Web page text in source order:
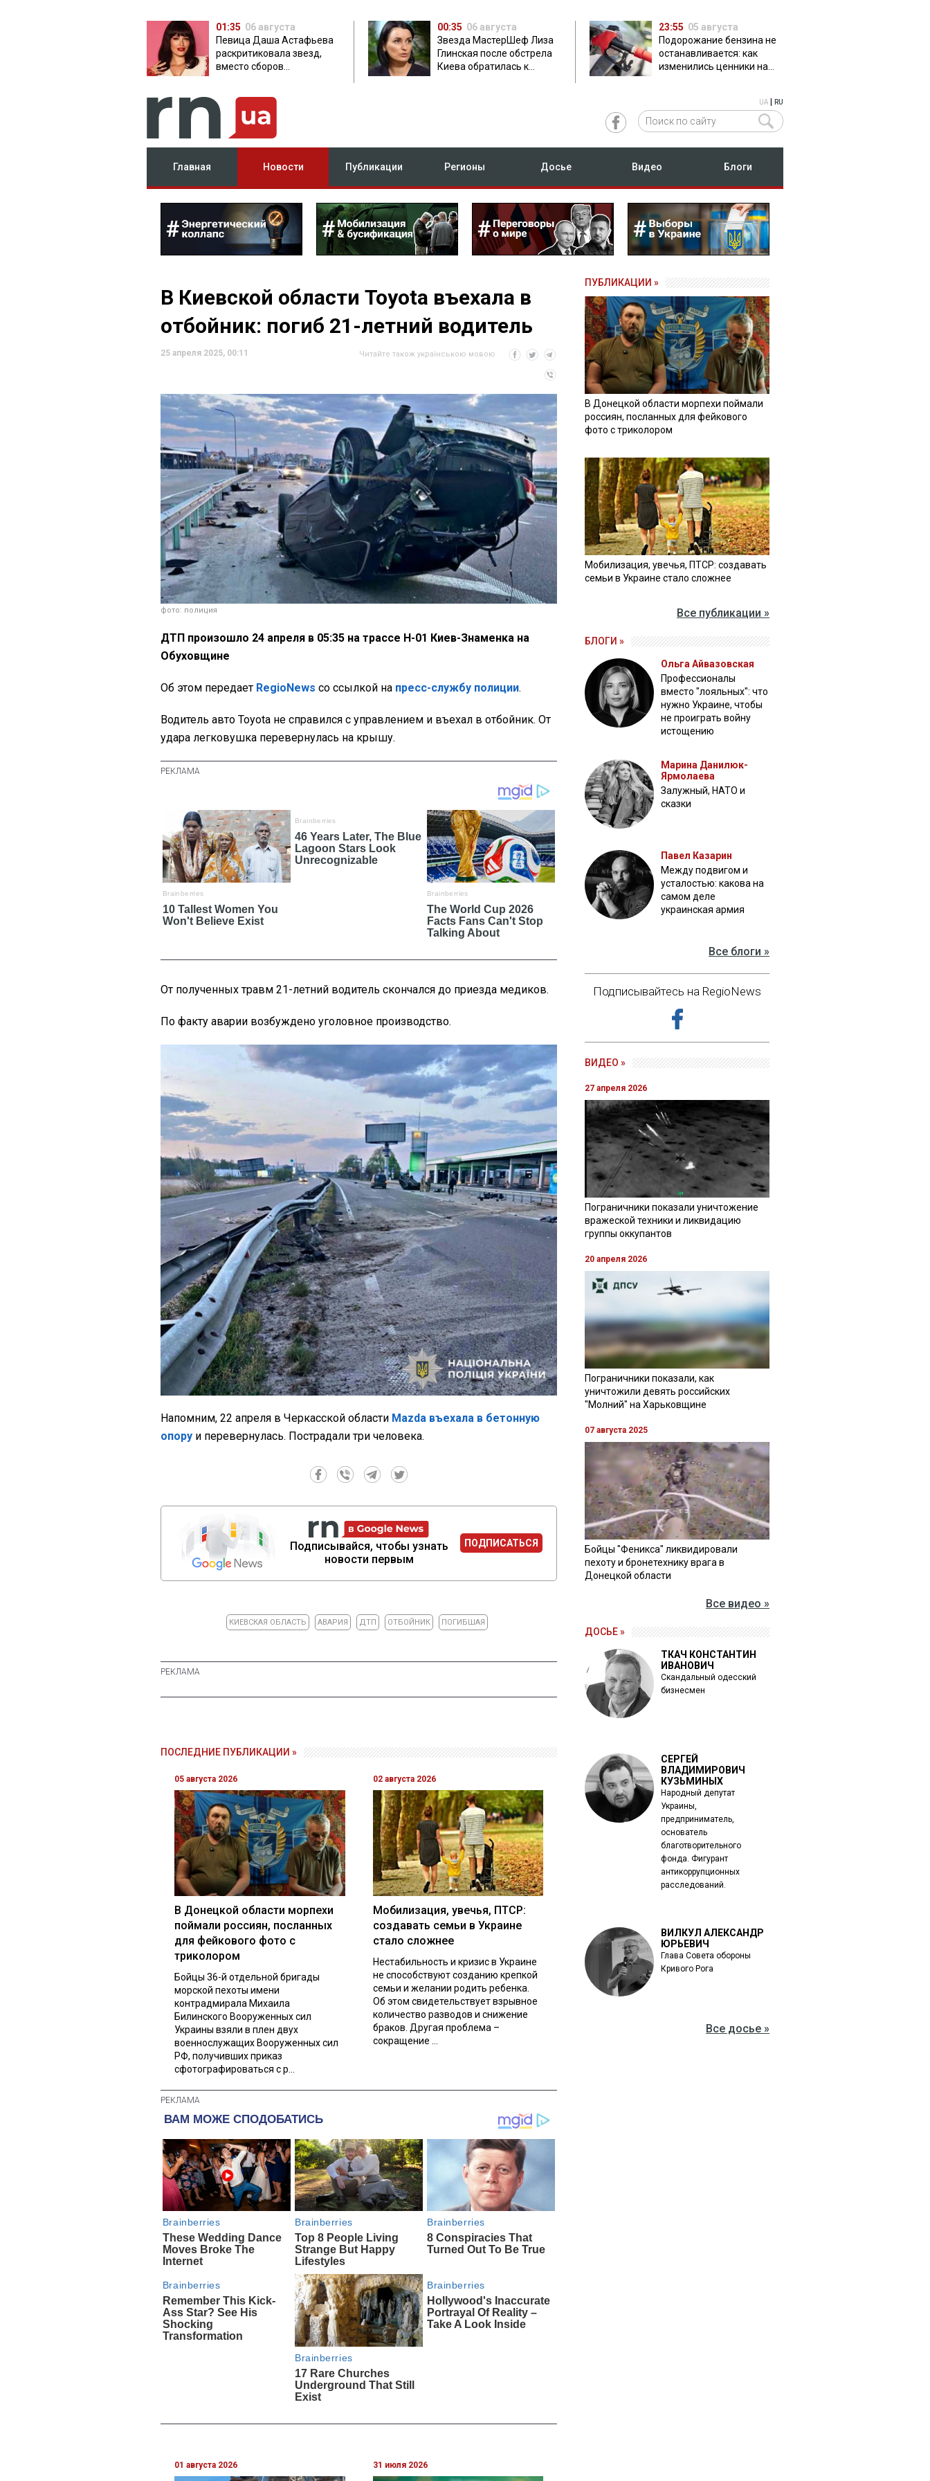
01:35 06 августа
Певица Даша Астафьева
раскритиковала звезд,
вместо сборов
00:35 06 августа
Звезда МастерШеф Лиза
Глинская после обстрела
Киева обратилась к
23:55 05 августа
Подорожание бензина не
останавливается: как
изменились ценники на
UA RU
Главная Новости Публикации Регионы Досье Видео Блоги
В Киевской области Toyota въехала в
отбойник: погиб 21-летний водитель
25 апреля 2025, 00:11 Читайте також українською мовою
фото: полиция
ДТП произошло 24 апреля в 05:35 на трассе Н-01 Киев-Знаменка на
Обуховщине
Об этом передает RegioNews со ссылкой на пресс-службу полиции.
Водитель авто Toyota не справился с управлением и въехал в отбойник. От
удара легковушка перевернулась на крышу.
От полученных травм 21-летний водитель скончался до приезда медиков.
По факту аварии возбуждено уголовное производство.
Напомним, 22 апреля в Черкасской области Mazda въехала в бетонную
опору и перевернулась. Пострадали три человека.
Подписывайся, чтобы узнать
новости первым
ПОДПИСАТЬСЯ
КИЕВСКАЯ ОБЛАСТЬ АВАРИЯ ДТП ОТБОЙНИК ПОГИБШАЯ
ПОСЛЕДНИЕ ПУБЛИКАЦИИ »
05 августа 2026
В Донецкой области морпехи
поймали россиян, посланных
для фейкового фото с
триколором
Бойцы 36-й отдельной бригады
морской пехоты имени
контрадмирала Михаила
Билинского Вооруженных сил
Украины взяли в плен двух
военнослужащих Вооруженных сил
РФ, получивших приказ
сфотографироваться с р...
02 августа 2026
Мобилизация, увечья, ПТСР:
создавать семьи в Украине
стало сложнее
Нестабильность и кризис в Украине
не способствуют созданию крепкой
семьи и желании родить ребенка.
Об этом свидетельствует взрывное
количество разводов и снижение
браков. Другая проблема –
сокращение ...
01 августа 2026 31 июля 2026
ПУБЛИКАЦИИ »
В Донецкой области морпехи поймали
россиян, посланных для фейкового
фото с триколором
Мобилизация, увечья, ПТСР: создавать
семьи в Украине стало сложнее
Все публикации »
БЛОГИ »
Ольга Айвазовская
Профессионалы
вместо "лояльных": что
нужно Украине, чтобы
не проиграть войну
истощению
Марина Данилюк-
Ярмолаева
Залужный, НАТО и
сказки
Павел Казарин
Между подвигом и
усталостью: какова на
самом деле
украинская армия
Все блоги »
Подписывайтесь на RegioNews
ВИДЕО »
27 апреля 2026
Пограничники показали уничтожение
вражеской техники и ликвидацию
группы оккупантов
20 апреля 2026
Пограничники показали, как
уничтожили девять российских
"Молний" на Харьковщине
07 августа 2025
Бойцы "Феникса" ликвидировали
пехоту и бронетехнику врага в
Донецкой области
Все видео »
ДОСЬЕ »
ТКАЧ КОНСТАНТИН
ИВАНОВИЧ
Скандальный одесский
бизнесмен
СЕРГЕЙ
ВЛАДИМИРОВИЧ
КУЗЬМИНЫХ
Народный депутат
Украины,
предприниматель,
основатель
благотворительного
фонда. Фигурант
антикоррупционных
расследований.
ВИЛКУЛ АЛЕКСАНДР
ЮРЬЕВИЧ
Глава Совета обороны
Кривого Рога
Все досье »